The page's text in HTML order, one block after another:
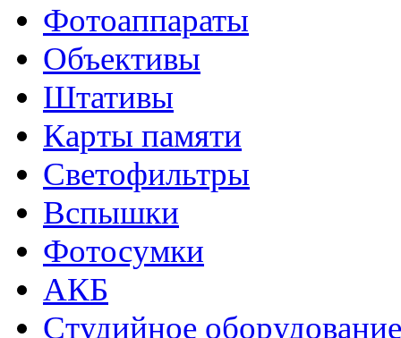
Фотоаппараты
Объективы
Штативы
Карты памяти
Светофильтры
Вспышки
Фотосумки
АКБ
Студийное оборудование